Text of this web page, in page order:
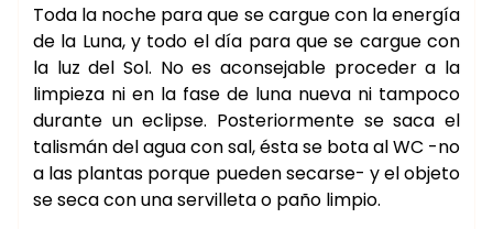
Toda la noche para que se cargue con la energía
de la Luna, y todo el día para que se cargue con
la luz del Sol. No es aconsejable proceder a la
limpieza ni en la fase de luna nueva ni tampoco
durante un eclipse. Posteriormente se saca el
talismán del agua con sal, ésta se bota al WC -no
a las plantas porque pueden secarse- y el objeto
se seca con una servilleta o paño limpio.